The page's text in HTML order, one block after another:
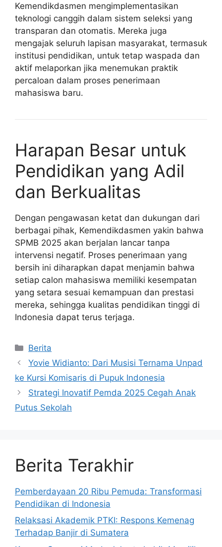
Kemendikdasmen mengimplementasikan
teknologi canggih dalam sistem seleksi yang
transparan dan otomatis. Mereka juga
mengajak seluruh lapisan masyarakat, termasuk
institusi pendidikan, untuk tetap waspada dan
aktif melaporkan jika menemukan praktik
percaloan dalam proses penerimaan
mahasiswa baru.
Harapan Besar untuk
Pendidikan yang Adil
dan Berkualitas
Dengan pengawasan ketat dan dukungan dari
berbagai pihak, Kemendikdasmen yakin bahwa
SPMB 2025 akan berjalan lancar tanpa
intervensi negatif. Proses penerimaan yang
bersih ini diharapkan dapat menjamin bahwa
setiap calon mahasiswa memiliki kesempatan
yang setara sesuai kemampuan dan prestasi
mereka, sehingga kualitas pendidikan tinggi di
Indonesia dapat terus terjaga.
Kategori
Berita
Yovie Widianto: Dari Musisi Ternama Unpad
ke Kursi Komisaris di Pupuk Indonesia
Strategi Inovatif Pemda 2025 Cegah Anak
Putus Sekolah
Berita Terakhir
Pemberdayaan 20 Ribu Pemuda: Transformasi
Pendidikan di Indonesia
Relaksasi Akademik PTKI: Respons Kemenag
Terhadap Banjir di Sumatera